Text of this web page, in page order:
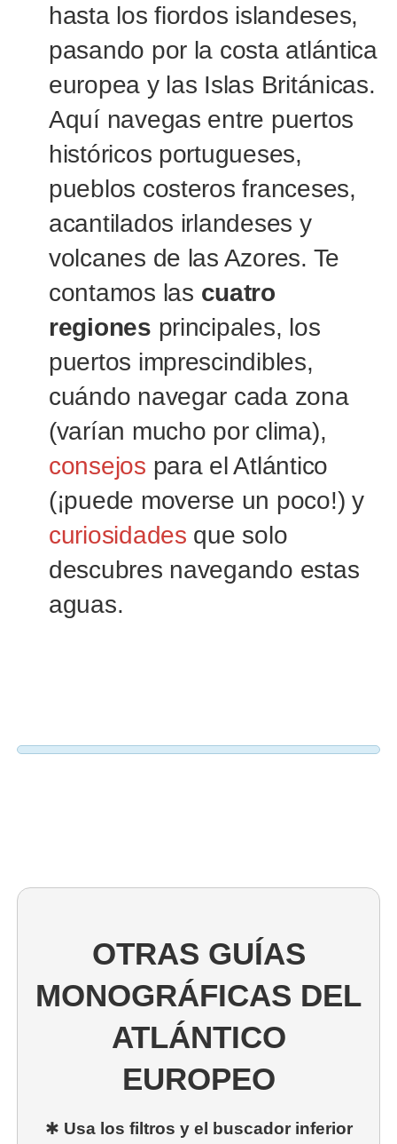
hasta los fiordos islandeses,
pasando por la costa atlántica
europea y las Islas Británicas.
Aquí navegas entre puertos
históricos portugueses,
pueblos costeros franceses,
acantilados irlandeses y
volcanes de las Azores. Te
contamos las cuatro
regiones principales, los
puertos imprescindibles,
cuándo navegar cada zona
(varían mucho por clima),
consejos para el Atlántico
(¡puede moverse un poco!) y
curiosidades que solo
descubres navegando estas
aguas.
OTRAS GUÍAS
MONOGRÁFICAS DEL
ATLÁNTICO
EUROPEO
✱ Usa los filtros y el buscador inferior